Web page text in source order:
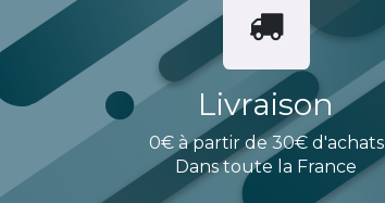
Livraison
0€ à partir de 30€ d'achats
Dans toute la France